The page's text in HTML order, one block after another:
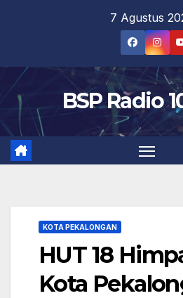
7 Agustus
BSP Radio
KOTA PEKALONGAN
HUT 18
Kota